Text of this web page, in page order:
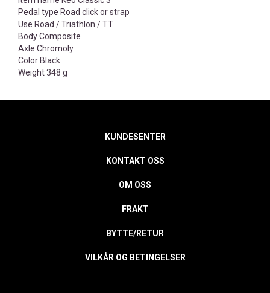
Pedal type Road click or strap
Use Road / Triathlon / TT
Body Composite
Axle Chromoly
Color Black
Weight 348 g
KUNDESENTER
KONTAKT OSS
OM OSS
FRAKT
BYTTE/RETUR
VILKÅR OG BETINGELSER